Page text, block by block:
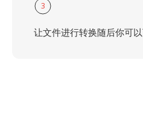
3
让文件进行转换随后你可